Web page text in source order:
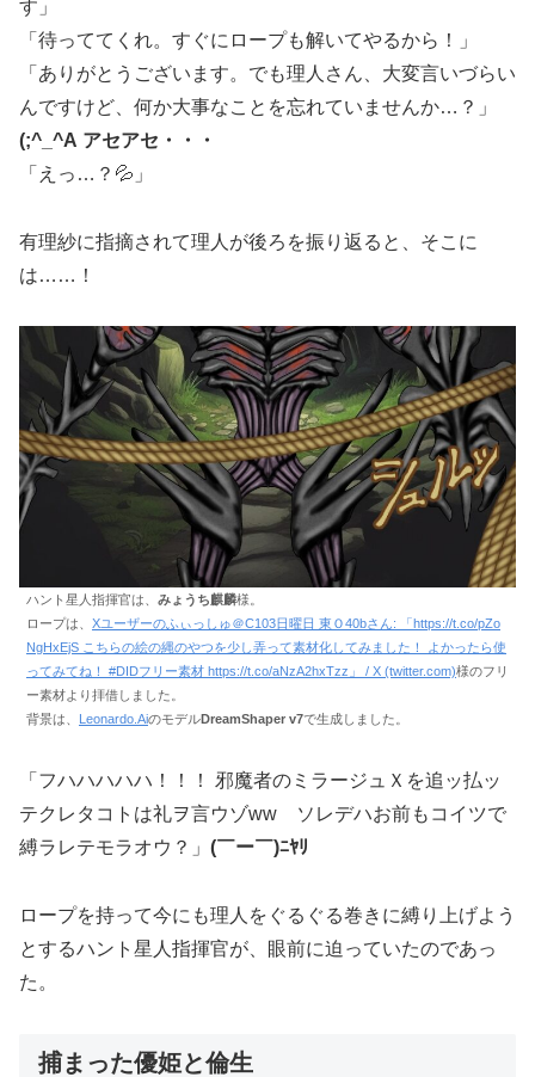
す」
「待っててくれ。すぐにロープも解いてやるから！」
「ありがとうございます。でも理人さん、大変言いづらい
んですけど、何か大事なことを忘れていませんか…？」
(;^_^A アセアセ・・・
「えっ…？💦」
有理紗に指摘されて理人が後ろを振り返ると、そこに
は……！
ハント星人指揮官は、 みょうち麒麟様。
ロープは、 Xユーザーのふぃっしゅ＠C103日曜日 東Ｏ40bさん: 「https://t.co/pZo
NgHxEjS こちらの絵の縄のやつを少し弄って素材化してみました！ よかったら使
ってみてね！ #DIDフリー素材 https://t.co/aNzA2hxTzz」 / X (twitter.com)様のフリ
ー素材より拝借しました。
背景は、 Leonardo.AiのモデルDreamShaper v7で生成しました。
「フハハハハハ！！！ 邪魔者のミラージュＸを追ッ払ッ
テクレタコトは礼ヲ言ウゾww ソレデハお前もコイツで
縛ラレテモラオウ？」 (￣ー￣)ﾆﾔﾘ
ロープを持って今にも理人をぐるぐる巻きに縛り上げよう
とするハント星人指揮官が、眼前に迫っていたのであっ
た。
捕まった優姫と倫生